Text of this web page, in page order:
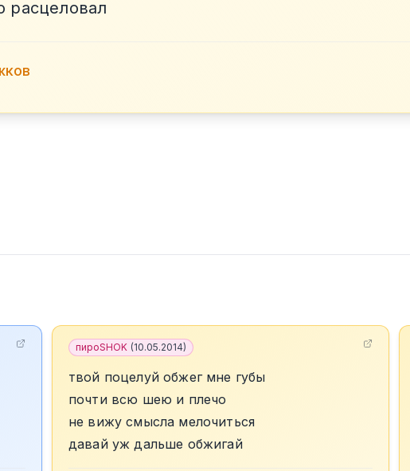
расцеловал
пироSHOK (10.05.2014)
твой поцелуй обжег мне губы
почти всю шею и плечо
не вижу смысла мелочиться
давай уж дальше обжигай